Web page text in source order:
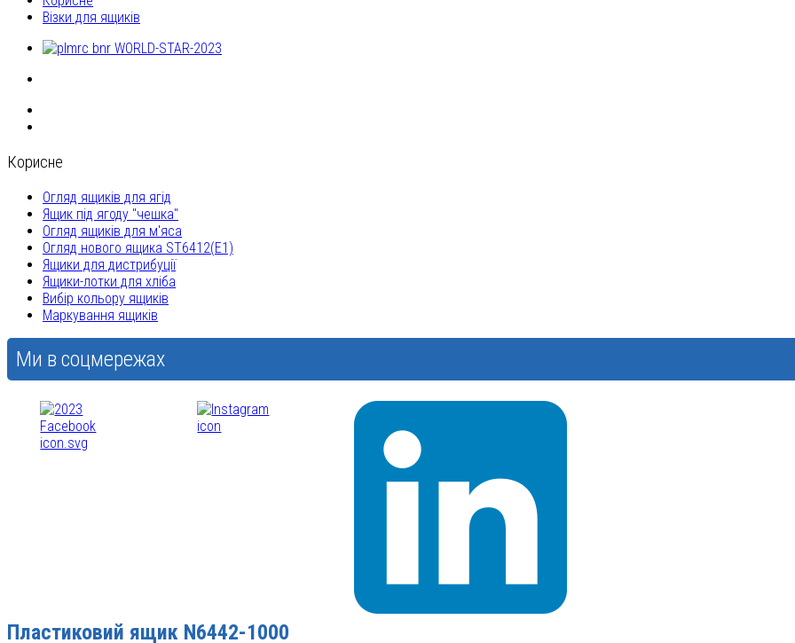
Візки для ящиків
Корисне
Огляд ящиків для ягід
Ящик під ягоду "чешка"
Огляд ящиків для м'яса
Огляд нового ящика ST6412(E1)
Ящики для дистрибуції
Ящики-лотки для хліба
Вибір кольору ящиків
Маркування ящиків
Ми в соцмережах
Пластиковий ящик N6442-1000